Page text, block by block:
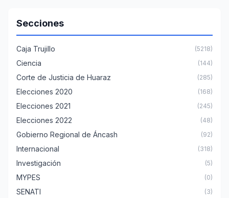
Secciones
Caja Trujillo (5218)
Ciencia (144)
Corte de Justicia de Huaraz (285)
Elecciones 2020 (168)
Elecciones 2021 (245)
Elecciones 2022 (48)
Gobierno Regional de Áncash (92)
Internacional (318)
Investigación (5)
MYPES (0)
SENATI (3)